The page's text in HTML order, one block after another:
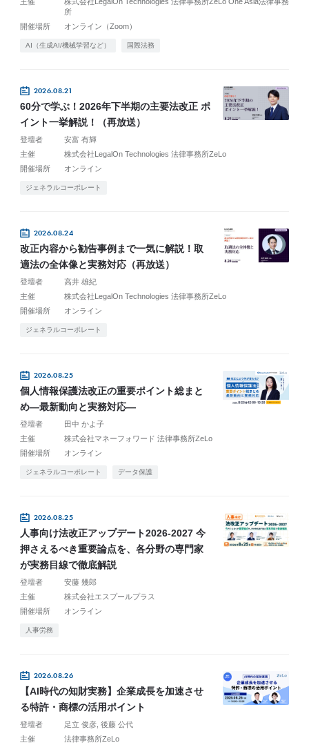
所
開催場所
オンライン（Zoom）
AI（生成AI/機械学習など） 国際法務
2026.08.21
60分で学ぶ！2026年下半期の主要法改正 ポ
イント一挙解説！（再放送）
登壇者
安富 有輝
主催
株式会社LegalOn Technologies 法律事務所ZeLo
開催場所
オンライン
ジェネラルコーポレート
2026.08.24
改正内容から勧告事例まで一気に解説！取
適法の全体像と実務対応（再放送）
登壇者
高井 雄紀
主催
株式会社LegalOn Technologies 法律事務所ZeLo
開催場所
オンライン
ジェネラルコーポレート
2026.08.25
個人情報保護法改正の重要ポイント総まと
め―最新動向と実務対応―
登壇者
田中 かよ子
主催
株式会社マネーフォワード 法律事務所ZeLo
開催場所
オンライン
ジェネラルコーポレート データ保護
2026.08.25
人事向け法改正アップデート2026-2027 今
押さえるべき重要論点を、各分野の専門家
が実務目線で徹底解説
登壇者
安藤 幾郎
主催
株式会社エスプールプラス
開催場所
オンライン
人事労務
2026.08.26
【AI時代の知財実務】企業成長を加速させ
る特許・商標の活用ポイント
登壇者 足立 俊彦 後藤 公代
主催
法律事務所ZeLo